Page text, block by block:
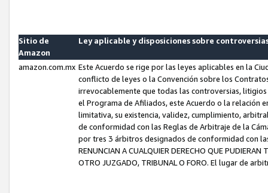
Sitio de
Amazon
Ley aplicable y disposiciones sobre
amazon.com.mx Este Acuerdo se rige por las leyes aplicables en la
conflicto de leyes o la Convención sobre los
irrevocablemente que todas las controversias,
el Programa de Afiliados, este Acuerdo o la relación
limitativa, su existencia, validez, cumplimiento,
de conformidad con las Reglas de Arbitraje de la
por tres 3 árbitros designados de conformidad con las
RENUNCIAN A CUALQUIER DERECHO QUE
OTRO JUZGADO, TRIBUNAL O FORO. El lugar de